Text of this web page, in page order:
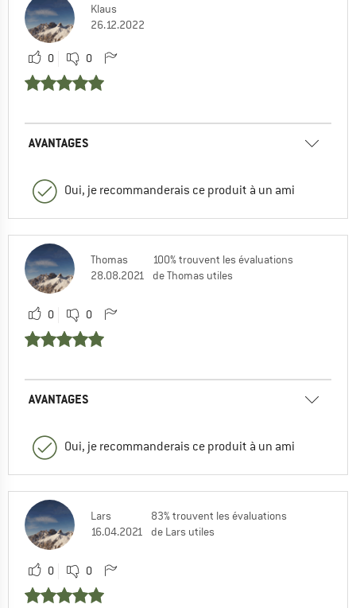
Klaus
26.12.2022
0 0
AVANTAGES
Oui, je recommanderais ce produit à un ami
Thomas
28.08.2021
100% trouvent les évaluations
de Thomas utiles
0 0
AVANTAGES
Oui, je recommanderais ce produit à un ami
Lars
16.04.2021
83% trouvent les évaluations
de Lars utiles
0 0